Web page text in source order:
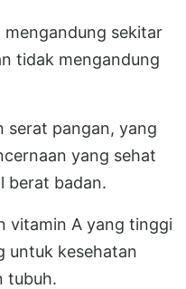
sekitar
tidak mengandung
serat pangan, yang
yang sehat
berat badan.
vitamin A yang tinggi
untuk kesehatan
tubuh.